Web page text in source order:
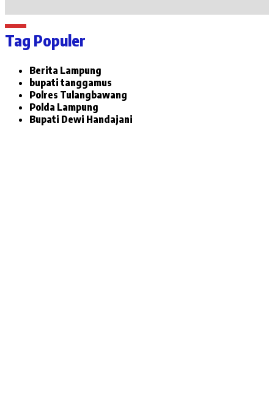
Tag Populer
Berita Lampung
bupati tanggamus
Polres Tulangbawang
Polda Lampung
Bupati Dewi Handajani